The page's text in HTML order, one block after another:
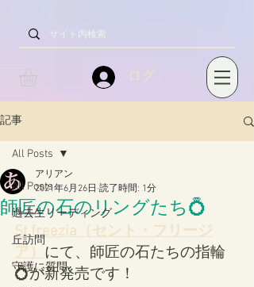
ログイン
記事
All Posts
過去生リーディング
丘訪問
守護に質問
All Posts
師匠の石のリングたち💍
アリアン
2021年6月26日 読了時間: 1分
St.freezia（セント・フリージ
ア）にて、師匠の石たちの指輪
💍が新発売です！